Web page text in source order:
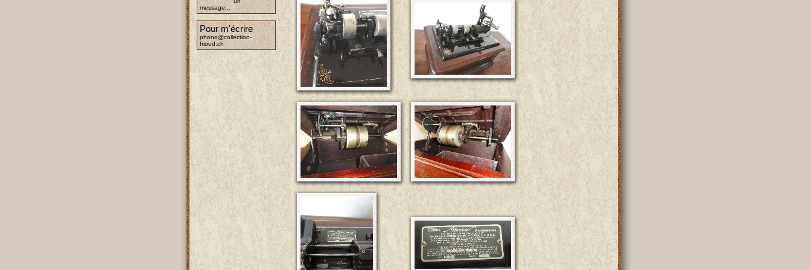
message...
Pour m'écrire
phono@collection-
frioud.ch